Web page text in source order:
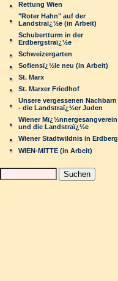
Rettung Wien
"Roter Hahn" auf der
Landstraï¿½e (in Arbeit)
Schubertturm in der
Erdbergstraï¿½e
Schweizergarten
Sofiensï¿½le neu (in Arbeit)
St. Marx
St. Marxer Friedhof
Unsere vergessenen Nachbarn
- die Landstraï¿½er Juden
Wiener Mï¿½nnergesangverein
und die Landstraï¿½e
Wiener Stadtwildnis in Erdberg
WIEN-MITTE (in Arbeit)